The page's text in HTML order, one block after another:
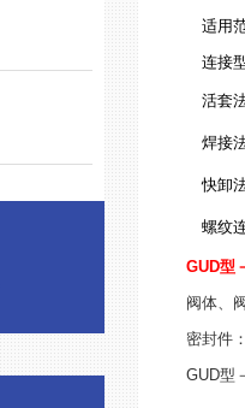
适用
连接
活套
焊接
快卸
螺纹
GUD型
阀体、
密封件
GUD型